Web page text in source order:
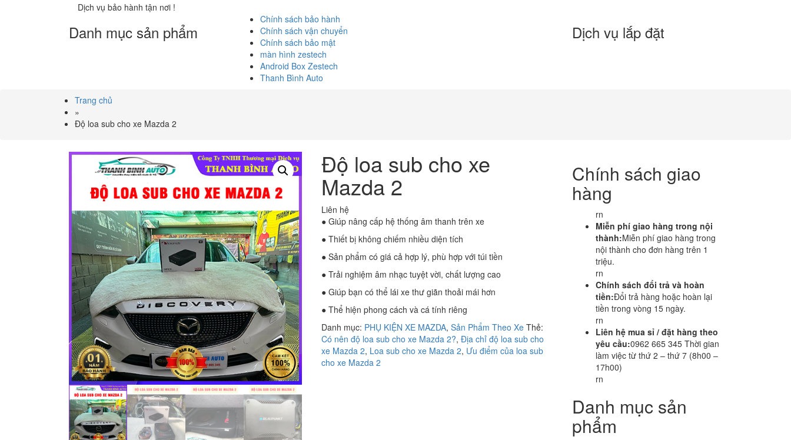
Dịch vụ bảo hành tận nơi !
Danh mục sản phẩm
Chính sách bảo hành
Chính sách vận chuyển
Chính sách bảo mật
màn hình zestech
Android Box Zestech
Thanh Bình Auto
Dịch vụ lắp đặt
Trang chủ
»
Độ loa sub cho xe Mazda 2
Độ loa sub cho xe
Mazda 2
Liên hệ
● Giúp nâng cấp hệ thống âm thanh trên xe
● Thiết bị không chiếm nhiều diện tích
● Sản phẩm có giá cả hợp lý, phù hợp với túi tiền
● Trải nghiệm âm nhạc tuyệt vời, chất lượng cao
● Giúp bạn có thể lái xe thư giãn thoải mái hơn
● Thể hiện phong cách và cá tính riêng
Danh mục: PHỤ KIỆN XE MAZDA, Sản Phẩm Theo Xe Thẻ:
Có nên độ loa sub cho xe Mazda 2?, Địa chỉ độ loa sub cho
xe Mazda 2, Loa sub cho xe Mazda 2, Ưu điểm của loa sub
cho xe Mazda 2
Chính sách giao
hàng
rn
Miễn phí giao hàng trong nội
thành:Miễn phí giao hàng trong
nội thành cho đơn hàng trên 1
triệu.
rn
Chính sách đổi trả và hoàn
tiền:Đổi trả hàng hoặc hoàn lại
tiền trong vòng 15 ngày.
rn
Liên hệ mua sỉ / đặt hàng theo
yêu cầu:0962 665 345 Thời gian
làm việc từ thứ 2 – thứ 7 (8h00 –
17h00)
rn
Danh mục sản
phẩm